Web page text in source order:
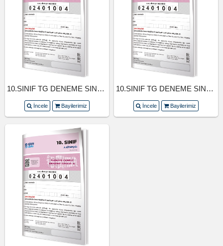
10.SINIF TG DENEME SINAVI 3.SAYI (24-25)
İncele Bayilerimiz
10.SINIF TG DENEME SINAVI 2.SAYI (24-25)
İncele Bayilerimiz